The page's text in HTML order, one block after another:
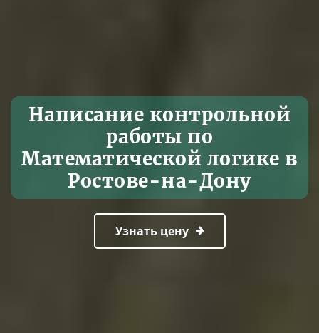
Написание контрольной
работы по
Математической логике в
Ростове-на-Дону
Узнать цену